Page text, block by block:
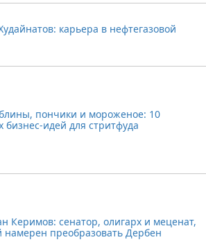
карьера в нефтегазовой
пончики и мороженое: 10
бизнес-идей для стритфуда
Керимов: сенатор, олигарх и меценат,
намерен преобразовать Дербен